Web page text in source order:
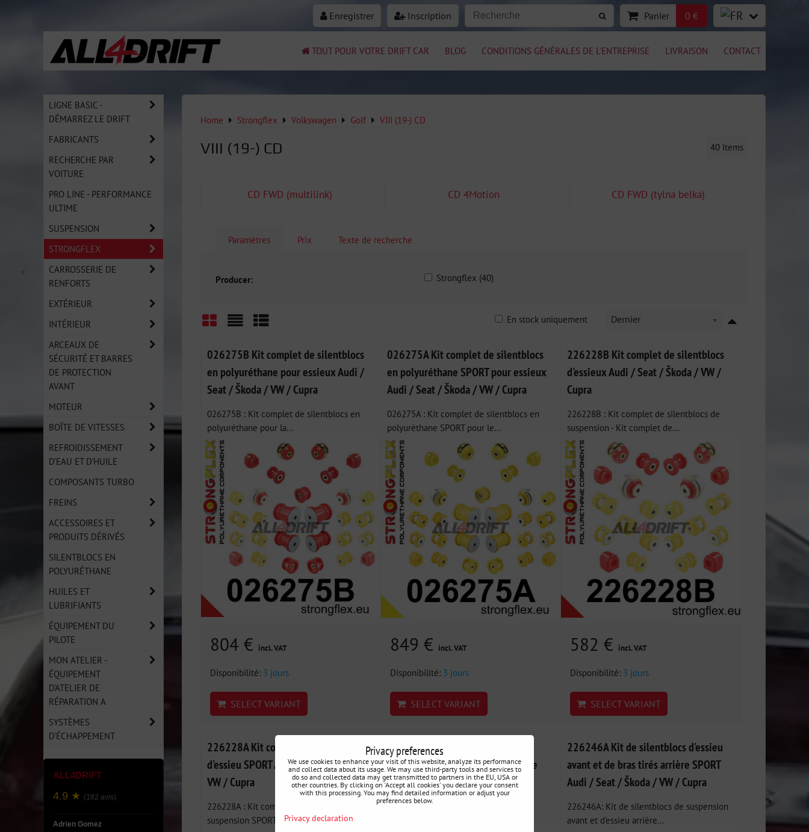
Enregistrer Inscription Panier 0 €
TOUT POUR VOTRE DRIFT CAR BLOG CONDITIONS GÉNÉRALES DE L'ENTREPRISE LIVRAISON CONTACT
Home Strongflex Volkswagen Golf VIII (19-) CD
VIII (19-) CD 40 items
CD FWD (multilink) CD 4Motion CD FWD (tylna belka)
Paramètres Prix Texte de recherche
Producer: Strongflex (40)
Dernier
En stock uniquement
026275B Kit complet de silentblocs
en polyuréthane pour essieux Audi /
Seat / Škoda / VW / Cupra
026275B : Kit complet de silentblocs en
polyuréthane pour la...
804 € incl. VAT
Disponibilité: 3 jours
SELECT VARIANT
026275A Kit complet de silentblocs
en polyuréthane SPORT pour essieux
Audi / Seat / Škoda / VW / Cupra
026275A : Kit complet de silentblocs en
polyuréthane SPORT pour le...
849 € incl. VAT
Disponibilité: 3 jours
SELECT VARIANT
226228B Kit complet de silentblocs
d'essieux Audi / Seat / Škoda / VW /
Cupra
226228B : Kit complet de silentblocs de
suspension - Kit complet de...
582 € incl. VAT
Disponibilité: 3 jours
SELECT VARIANT
226228A Kit complet de silentblocs
d'essieu SPORT Audi / Seat / Škoda /
VW / Cupra
226228A : Kit complet de silentblocs de
suspension SPORT - Kit...
226246B Kit de silentblocs pour
l'essieu avant et le bras tiré arrière
Audi / Seat / Škoda / VW / Cupra
226246B : Kit de silentblocs pour la
226246A Kit de silentblocs d'essieu
avant et de bras tirés arrière SPORT
Audi / Seat / Škoda / VW / Cupra
226246A: Kit de silentblocs de suspension
avant et d'essieu arrière...
LIGNE BASIC -
DÉMARREZ LE DRIFT
FABRICANTS
RECHERCHE PAR
VOITURE
PRO LINE - PERFORMANCE
ULTIME
SUSPENSION
STRONGFLEX
CARROSSERIE DE
RENFORTS
EXTÉRIEUR
INTÉRIEUR
ARCEAUX DE
SÉCURITÉ ET BARRES
DE PROTECTION
AVANT
MOTEUR
BOÎTE DE VITESSES
REFROIDISSEMENT
D'EAU ET D'HUILE
COMPOSANTS TURBO
FREINS
ACCESSOIRES ET
PRODUITS DÉRIVÉS
SILENTBLOCS EN
POLYURÉTHANE
HUILES ET
LUBRIFIANTS
ÉQUIPEMENT DU
PILOTE
MON ATELIER -
ÉQUIPEMENT
D'ATELIER DE
RÉPARATION A
SYSTÈMES
D'ÉCHAPPEMENT
ALL4DRIFT
4.9 ★ (182 avis)
Adrien Gomez
Privacy preferences
We use cookies to enhance your visit of this website, analyze its performance
and collect data about its usage. We may use third-party tools and services to
do so and collected data may get transmitted to partners in the EU, USA or
other countries. By clicking on 'Accept all cookies' you declare your consent
with this processing. You may find detailed information or adjust your
preferences below.
Privacy declaration